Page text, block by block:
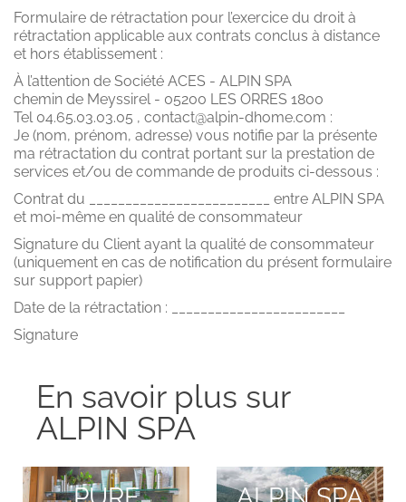
Formulaire de rétractation pour l’exercice du droit à
rétractation applicable aux contrats conclus à distance
et hors établissement :
À l’attention de Société ACES - ALPIN SPA
chemin de Meyssirel - 05200 LES ORRES 1800
Tel 04.65.03.03.05 , contact@alpin-dhome.com :
Je (nom, prénom, adresse) vous notifie par la présente
ma rétractation du contrat portant sur la prestation de
services et/ou de commande de produits ci-dessous :
Contrat du _________________________ entre ALPIN SPA
et moi-même en qualité de consommateur
Signature du Client ayant la qualité de consommateur
(uniquement en cas de notification du présent formulaire
sur support papier)
Date de la rétractation : ________________________
Signature
En savoir plus sur
ALPIN SPA